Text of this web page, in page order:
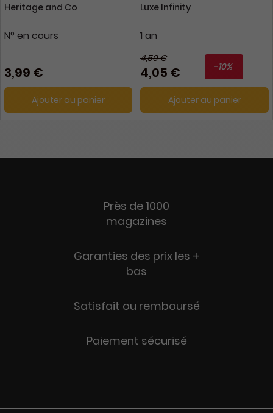
Heritage and Co
N° en cours
3,99 €
Ajouter au panier
Luxe Infinity
1 an
4,50 €
4,05 € -10%
Ajouter au panier
Près de 1000
magazines
Garanties des prix les +
bas
Satisfait ou remboursé
Paiement sécurisé